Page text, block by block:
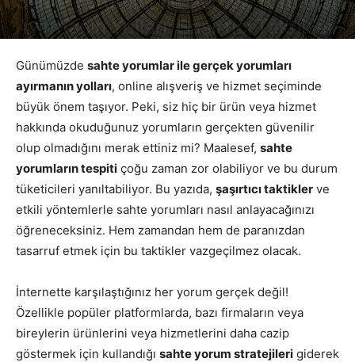
Ayırmanın Yolları: Şaşırtıcı Taktikler
Günümüzde sahte yorumlar ile gerçek yorumları
ayırmanın yolları, online alışveriş ve hizmet seçiminde
büyük önem taşıyor. Peki, siz hiç bir ürün veya hizmet
hakkında okuduğunuz yorumların gerçekten güvenilir
olup olmadığını merak ettiniz mi? Maalesef, sahte
yorumların tespiti çoğu zaman zor olabiliyor ve bu durum
tüketicileri yanıltabiliyor. Bu yazıda, şaşırtıcı taktikler ve
etkili yöntemlerle sahte yorumları nasıl anlayacağınızı
öğreneceksiniz. Hem zamandan hem de paranızdan
tasarruf etmek için bu taktikler vazgeçilmez olacak.
İnternette karşılaştığınız her yorum gerçek değil!
Özellikle popüler platformlarda, bazı firmaların veya
bireylerin ürünlerini veya hizmetlerini daha cazip
göstermek için kullandığı sahte yorum stratejileri giderek